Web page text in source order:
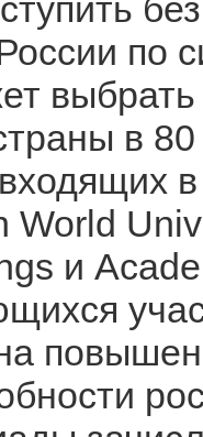
по
в
World
и